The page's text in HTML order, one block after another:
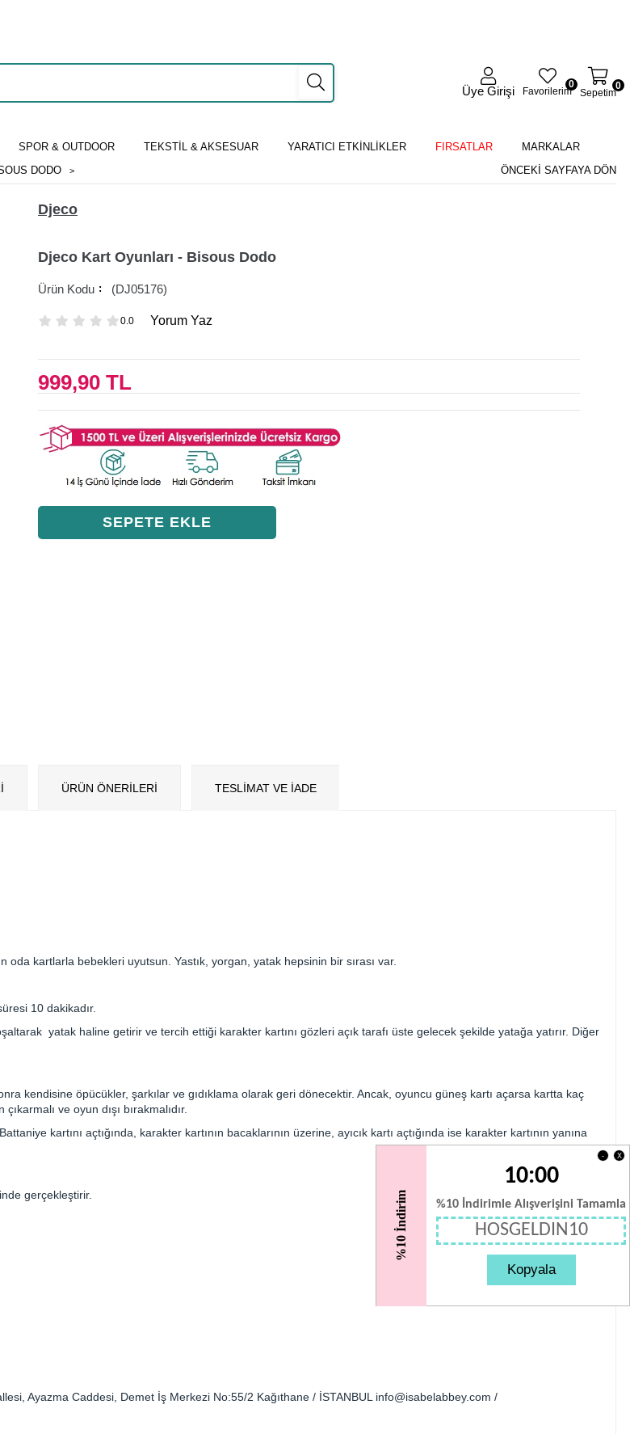
%10 İndirim
10:00
%10 İndirimle Alışverişini Tamamla
HOSGELDIN10
Kopyala
X
-
Üye Girişi Favorilerim
0
Sepetim
0
SPOR & OUTDOOR TEKSTİL & AKSESUAR YARATICI ETKİNLİKLER FIRSATLAR
MARKALAR
DODO ÖNCEKI SAYFAYA DÖN
Djeco
Djeco Kart Oyunları - Bisous Dodo
(DJ05176)
0.0 Yorum Yaz
999,90 TL
ÜRÜN ÖNERILERI TESLİMAT VE İADE
kartlarla bebekleri uyutsun. Yastık, yorgan, yatak hepsinin bir sırası var.
10 dakikadır.
yatak haline getirir ve tercih ettiği karakter kartını gözleri açık tarafı üste gelecek şekilde yatağa yatırır. Diğer
kendisine öpücükler, şarkılar ve gıdıklama olarak geri dönecektir. Ancak, oyuncu güneş kartı açarsa kartta kaç
ve oyun dışı bırakmalıdır.
kartını açtığında, karakter kartının bacaklarının üzerine, ayıcık kartı açtığında ise karakter kartının yanına
gerçekleştirir.
Ayazma Caddesi, Demet İş Merkezi No:55/2 Kağıthane / İSTANBUL info@isabelabbey.com /